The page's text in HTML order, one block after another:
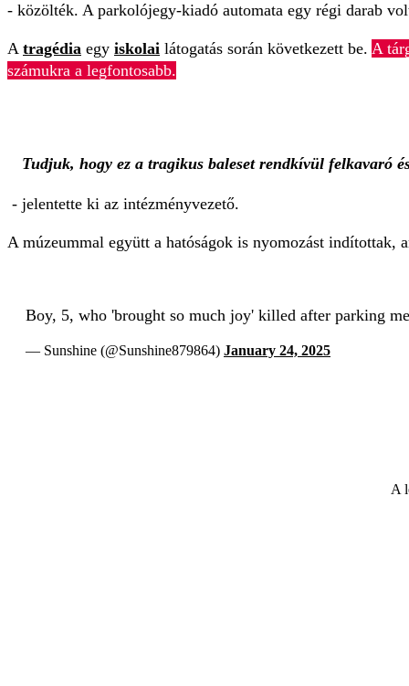
- közölték. A parkolójegy-kiadó automata egy régi darab
A tragédia egy iskolai látogatás során következett be. A
számukra a legfontosabb.
Tudjuk, hogy ez a tragikus baleset rendkívül felkavaró
- jelentette ki az intézményvezető.
A múzeummal együtt a hatóságok is nyomozást indítottak,
Boy, 5, who 'brought so much joy' killed after parking
— Sunshine (@Sunshine879864) January 24, 2025
A